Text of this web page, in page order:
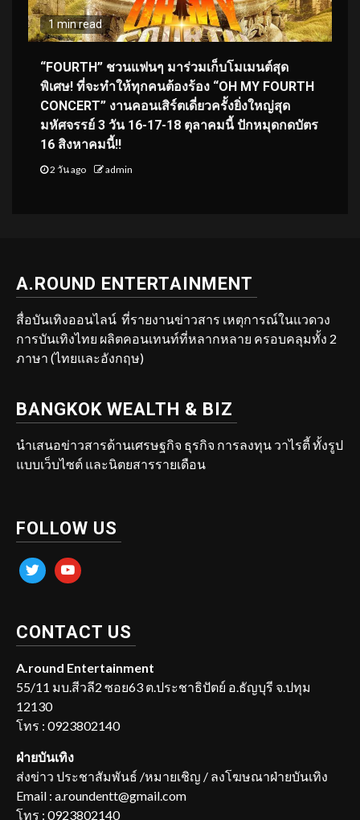
1 min read
“FOURTH” ชวนแฟนๆ มาร่วมเก็บโมเมนต์สุด
พิเศษ! ที่จะทำให้ทุกคนต้องร้อง “OH MY FOURTH
CONCERT” งานคอนเสิร์ตเดี่ยวครั้งยิ่งใหญ่สุด
มหัศจรรย์ 3 วัน 16-17-18 ตุลาคมนี้ ปักหมุดกดบัตร
16 สิงหาคมนี้!!
2 วัน ago admin
A.ROUND ENTERTAINMENT
สื่อบันเทิงออนไลน์ ที่รายงานข่าวสาร เหตุการณ์ในแวดวง
การบันเทิงไทย ผลิตคอนเทนท์ที่หลากหลาย ครอบคลุมทั้ง 2
ภาษา (ไทยและอังกฤษ)
BANGKOK WEALTH & BIZ
นำเสนอข่าวสารด้านเศรษฐกิจ ธุรกิจ การลงทุน วาไรตี้ ทั้งรูป
แบบเว็บไซต์ และนิตยสารรายเดือน
FOLLOW US
twitter youtube
CONTACT US
A.round Entertainment
55/11 มบ.สีวลี2 ซอย63 ต.ประชาธิปัตย์ อ.ธัญบุรี จ.ปทุม
12130
โทร : 0923802140
ฝ่ายบันเทิง
ส่งข่าว ประชาสัมพันธ์ /หมายเชิญ / ลงโฆษณาฝ่ายบันเทิง
Email : a.roundentt@gmail.com
โทร : 0923802140